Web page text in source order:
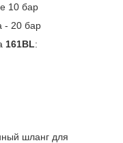
10 бар
- 20 бар
161BL:
шланг для